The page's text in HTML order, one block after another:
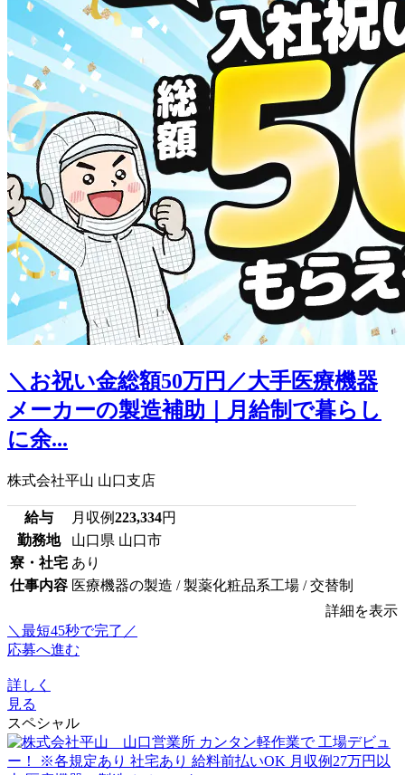
＼お祝い金総額50万円／大手医療機器
メーカーの製造補助｜月給制で暮らし
に余...
株式会社平山 山口支店
給与 月収例223,334円
勤務地
山口県 山口市
寮・社宅 あり
仕事内容 医療機器の製造 / 製薬化粧品系工場 / 交替制
詳細を表示
＼最短45秒で完了／
応募へ進む
詳しく
見る
スペシャル